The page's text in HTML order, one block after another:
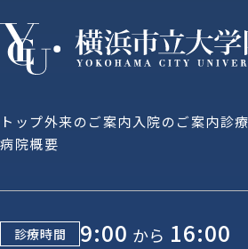
トップ外来のご案内入院のご案内診
病院概要
診療時間 9:00 から 16:00